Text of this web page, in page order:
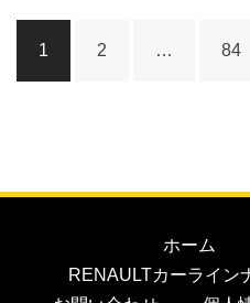
1 2 … 84
ホーム
RENAULTカーライン